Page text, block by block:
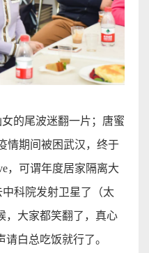
女的尾波迷翻一片；唐蜜
情期间被困武汉，终于
，可谓年度居家隔离大
科院发射卫星了（太
，大家都笑翻了，真心
请白总吃饭就行了。